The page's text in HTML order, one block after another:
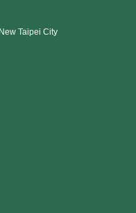
Taipei City